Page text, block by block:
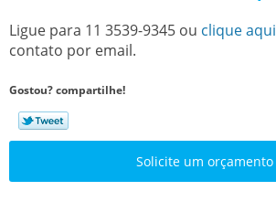
Ligue para 11 3539-9345 ou clique aqui
contato por email.
Gostou? compartilhe!
Solicite um orçamento